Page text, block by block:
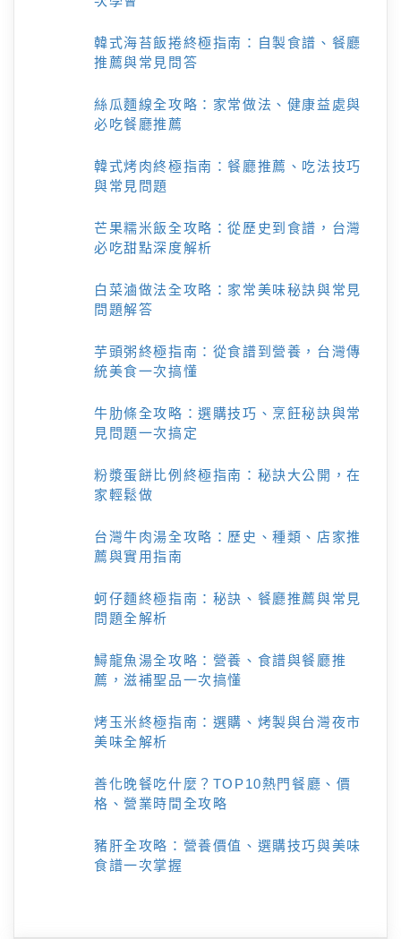
韓式海苔飯捲終極指南：自製食譜、餐廳
推薦與常見問答
絲瓜麵線全攻略：家常做法、健康益處與
必吃餐廳推薦
韓式烤肉終極指南：餐廳推薦、吃法技巧
與常見問題
芒果糯米飯全攻略：從歷史到食譜，台灣
必吃甜點深度解析
白菜滷做法全攻略：家常美味秘訣與常見
問題解答
芋頭粥終極指南：從食譜到營養，台灣傳
統美食一次搞懂
牛肋條全攻略：選購技巧、烹飪秘訣與常
見問題一次搞定
粉漿蛋餅比例終極指南：秘訣大公開，在
家輕鬆做
台灣牛肉湯全攻略：歷史、種類、店家推
薦與實用指南
蚵仔麵終極指南：秘訣、餐廳推薦與常見
問題全解析
鱘龍魚湯全攻略：營養、食譜與餐廳推
薦，滋補聖品一次搞懂
烤玉米終極指南：選購、烤製與台灣夜市
美味全解析
善化晚餐吃什麼？TOP10熱門餐廳、價
格、營業時間全攻略
豬肝全攻略：營養價值、選購技巧與美味
食譜一次掌握